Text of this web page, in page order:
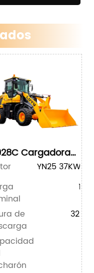
Cargadora
YN25 37KW/
de